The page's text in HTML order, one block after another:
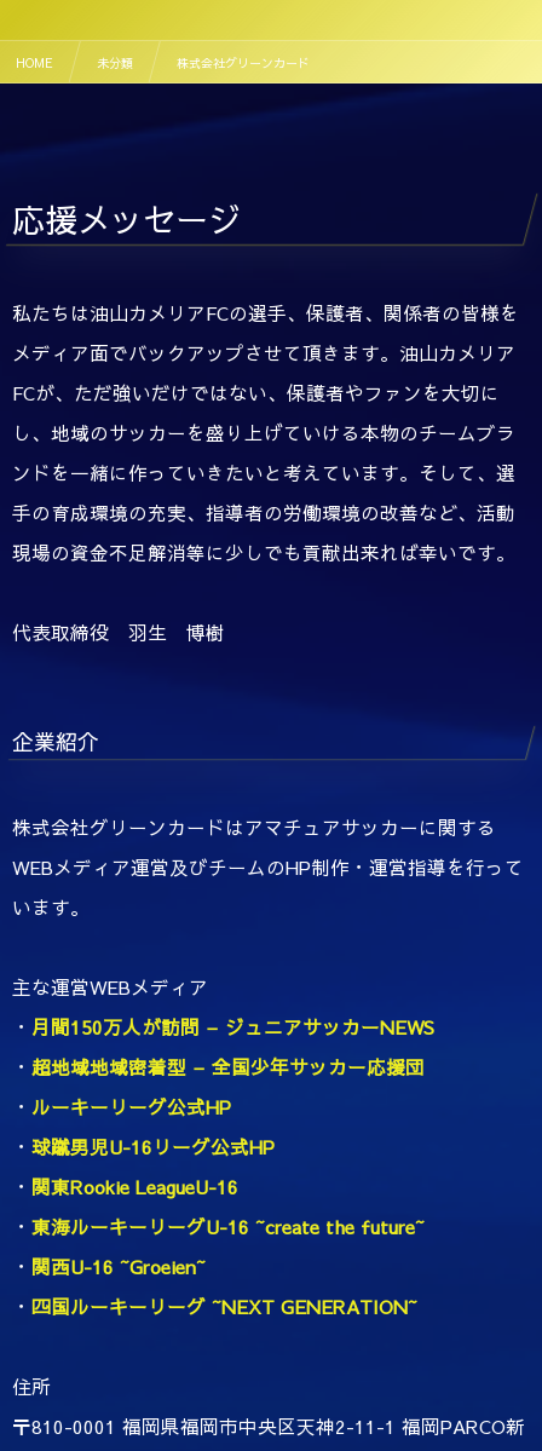
HOME 未分類 株式会社グリーンカード
応援メッセージ
私たちは油山カメリアFCの選手、保護者、関係者の皆様を
メディア面でバックアップさせて頂きます。油山カメリア
FCが、ただ強いだけではない、保護者やファンを大切に
し、地域のサッカーを盛り上げていける本物のチームブラ
ンドを一緒に作っていきたいと考えています。そして、選
手の育成環境の充実、指導者の労働環境の改善など、活動
現場の資金不足解消等に少しでも貢献出来れば幸いです。
代表取締役 羽生 博樹
企業紹介
株式会社グリーンカードはアマチュアサッカーに関する
WEBメディア運営及びチームのHP制作・運営指導を行って
います。
主な運営WEBメディア
・ 月間150万人が訪問 – ジュニアサッカーNEWS
・ 超地域地域密着型 – 全国少年サッカー応援団
・ ルーキーリーグ公式HP
・ 球蹴男児U-16リーグ公式HP
・ 関東Rookie LeagueU-16
・ 東海ルーキーリーグU-16 ~create the future~
・ 関西U-16 ~Groeien~
・ 四国ルーキーリーグ ~NEXT GENERATION~
住所
〒810-0001 福岡県福岡市中央区天神2-11-1 福岡PARCO新